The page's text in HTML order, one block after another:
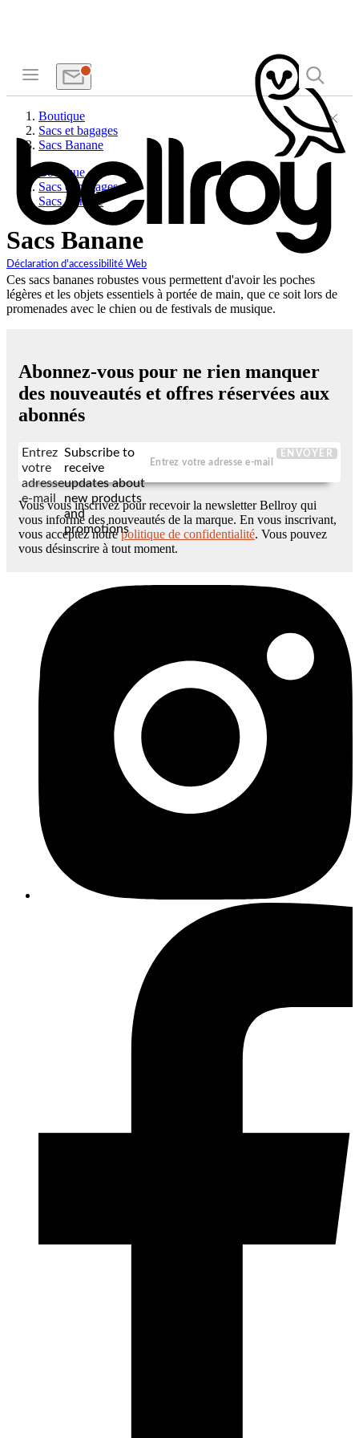
Déclaration d'accessibilité Web
Boutique
Sacs et bagages
Sacs Banane
Boutique
Sacs et bagages
Sacs Banane
Sacs Banane
Ces sacs bananes robustes vous permettent d'avoir les poches
légères et les objets essentiels à portée de main, que ce soit lors de
promenades avec le chien ou de festivals de musique.
Abonnez-vous pour ne rien manquer
des nouveautés et offres réservées aux
abonnés
Entrez
votre
adresse
e-mail
Subscribe to
receive
updates about
new products
and
promotions
ENVOYER
Vous vous inscrivez pour recevoir la newsletter Bellroy qui
vous informe des nouveautés de la marque. En vous inscrivant,
vous acceptez notrepolitique de confidentialité. Vous pouvez
vous désinscrire à tout moment.